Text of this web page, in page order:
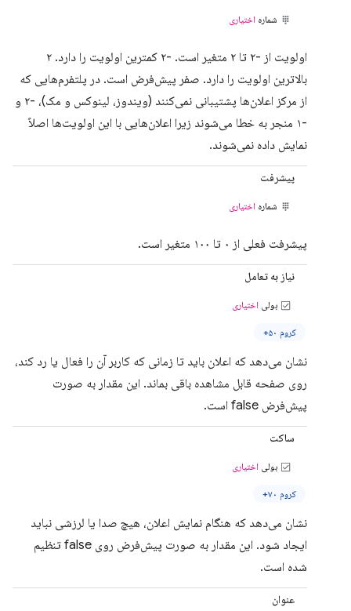
شماره اختیاری
اولویت از -۲ تا ۲ متغیر است. -۲ کمترین اولویت را دارد. ۲
بالاترین اولویت را دارد. صفر پیش‌فرض است. در پلتفرم‌هایی که
از مرکز اعلان‌ها پشتیبانی نمی‌کنند (ویندوز، لینوکس و مک)، -۲ و
-۱ منجر به خطا می‌شوند زیرا اعلان‌هایی با این اولویت‌ها اصلاً
نمایش داده نمی‌شوند.
پیشرفت
شماره اختیاری
پیشرفت فعلی از ۰ تا ۱۰۰ متغیر است.
نیاز به تعامل
بولی اختیاری
کروم ۵۰+
نشان می‌دهد که اعلان باید تا زمانی که کاربر آن را فعال یا رد کند،
روی صفحه قابل مشاهده باقی بماند. این مقدار به صورت
پیش‌فرض false است.
ساکت
بولی اختیاری
کروم ۷۰+
نشان می‌دهد که هنگام نمایش اعلان، هیچ صدا یا لرزشی نباید
ایجاد شود. این مقدار به صورت پیش‌فرض روی false تنظیم
شده است.
عنوان